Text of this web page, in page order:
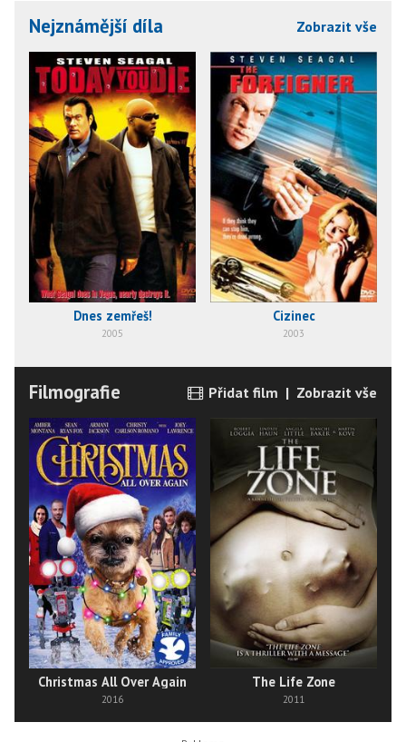
Nejznámější díla Zobrazit vše
Dnes zemřeš!
2005
Cizinec
2003
Filmografie Přidat film | Zobrazit vše
Christmas All Over Again
2016
The Life Zone
2011